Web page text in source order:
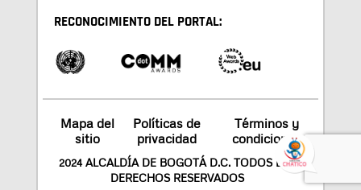
RECONOCIMIENTO DEL PORTAL:
Mapa del
sitio
Políticas de
privacidad
Términos y
condiciones
2024 ALCALDÍA DE BOGOTÁ D.C. TODOS LOS
DERECHOS RESERVADOS